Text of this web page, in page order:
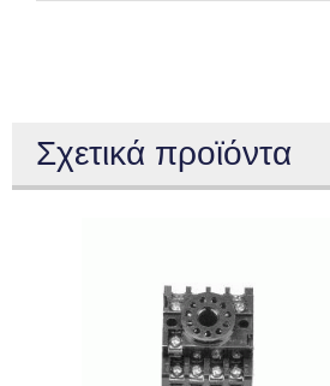
Σχετικά προϊόντα